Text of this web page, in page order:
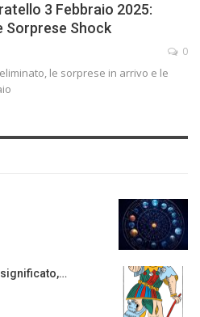
3 Febbraio 2025:
Sorprese Shock
0
le sorprese in arrivo e le